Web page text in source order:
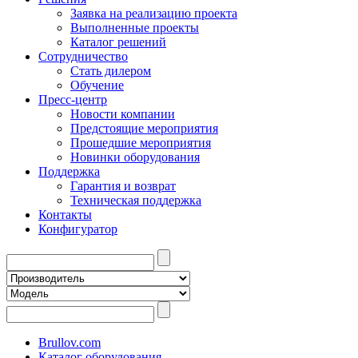
Заявка на реализацию проекта
Выполненные проекты
Каталог решений
Сотрудничество
Стать дилером
Обучение
Пресс-центр
Новости компании
Предстоящие мероприятия
Прошедшие мероприятия
Новинки оборудования
Поддержка
Гарантия и возврат
Техническая поддержка
Контакты
Конфигуратор
Brullov.com